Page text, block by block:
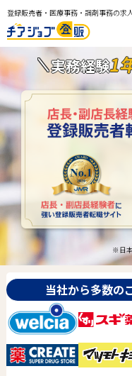
登録販売者・医療事務・調剤事務の求
実務経験1
※日
当社から多数の